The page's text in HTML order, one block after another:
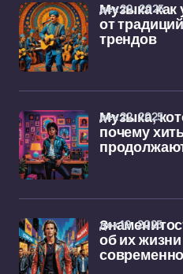
Музыка как
от
трендов
дек 29, 2025
Музыка,
почему
дек 22, 2025
об их
дек 19, 2025